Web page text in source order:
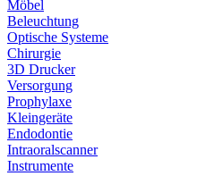
Möbel
Beleuchtung
Optische Systeme
Chirurgie
3D Drucker
Versorgung
Prophylaxe
Kleingeräte
Endodontie
Intraoralscanner
Instrumente